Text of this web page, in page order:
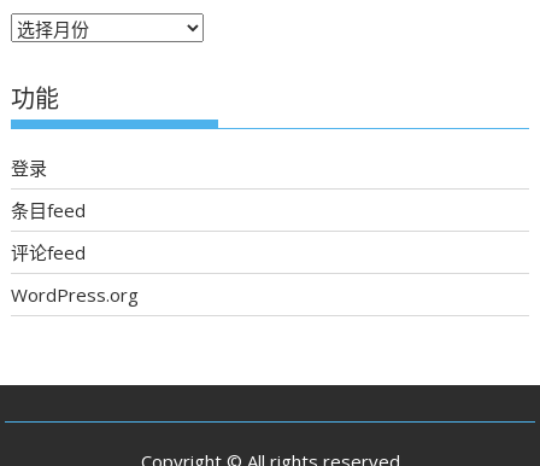
往
新
聞
功能
登录
条目feed
评论feed
WordPress.org
Copyright © All rights reserved